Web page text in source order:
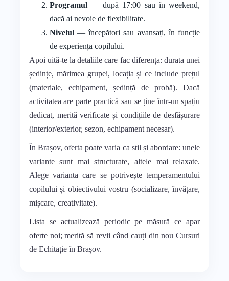
Programul— după 17:00 sau în weekend,
dacă ai nevoie de flexibilitate.
Nivelul— începători sau avansați, în funcție
de experiența copilului.
Apoi uită-te la detaliile care fac diferența: durata unei
ședințe, mărimea grupei, locația și ce include prețul
(materiale, echipament, ședință de probă). Dacă
activitatea are parte practică sau se ține într-un spațiu
dedicat, merită verificate și condițiile de desfășurare
(interior/exterior, sezon, echipament necesar).
În Brașov, oferta poate varia ca stil și abordare: unele
variante sunt mai structurate, altele mai relaxate.
Alege varianta care se potrivește temperamentului
copilului și obiectivului vostru (socializare, învățare,
mișcare, creativitate).
Lista se actualizează periodic pe măsură ce apar
oferte noi; merită să revii când cauți din nou Cursuri
de Echitație în Brașov.